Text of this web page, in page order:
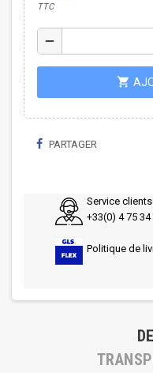
TTC
remove
shopping_cart
PARTAGER
Service clients
+33(0) 4 75 34
Politique de